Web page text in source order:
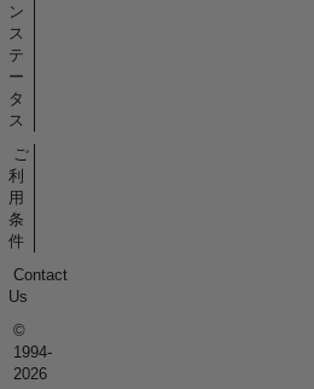
ン
ス
テ
ー
タ
ス
ご
利
用
条
件
Contact
Us
©
1994-
2026